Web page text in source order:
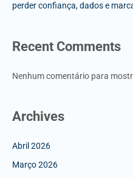
perder confiança, dados e
Recent Comments
Nenhum comentário para
Archives
Abril 2026
Março 2026